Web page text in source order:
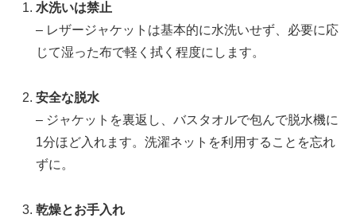
水洗いは禁止
– レザージャケットは基本的に水洗いせず、必要に応
じて湿った布で軽く拭く程度にします。
安全な脱水
– ジャケットを裏返し、バスタオルで包んで脱水機に
1分ほど入れます。洗濯ネットを利用することを忘れ
ずに。
乾燥とお手入れ